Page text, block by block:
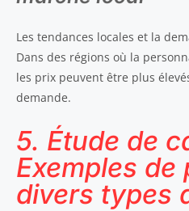
Les tendances locales et la
Dans des régions où la
les prix peuvent être plus
demande.
5. Étude de
Exemples de
divers types